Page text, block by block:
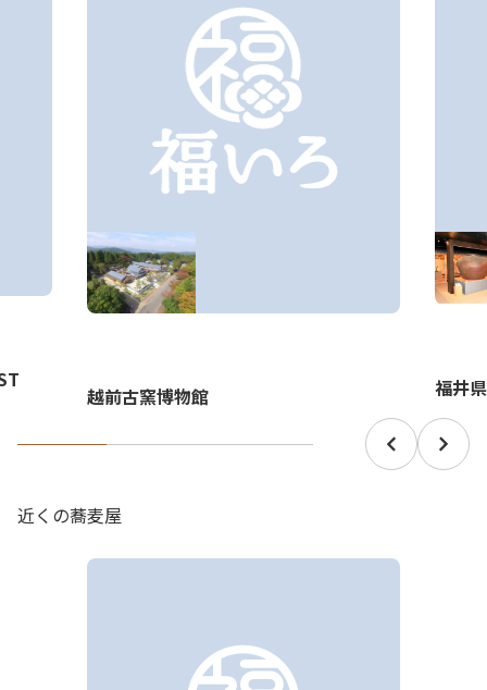
越前古窯博物館 福井
近くの蕎麦屋